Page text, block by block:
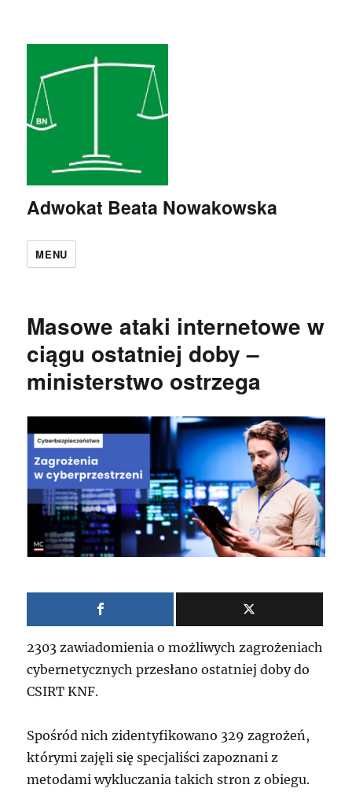
Adwokat Beata Nowakowska
MENU
Masowe ataki internetowe w
ciągu ostatniej doby –
ministerstwo ostrzega
2303 zawiadomienia o możliwych zagrożeniach
cybernetycznych przesłano ostatniej doby do
CSIRT KNF.
Spośród nich zidentyfikowano 329 zagrożeń,
którymi zajęli się specjaliści zapoznani z
metodami wykluczania takich stron z obiegu.